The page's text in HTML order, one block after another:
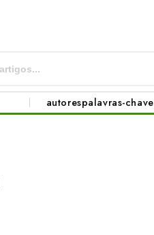
autorespalavras-chave